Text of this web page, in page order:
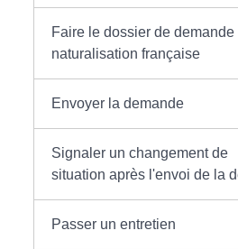
Faire le dossier de demande
naturalisation française
Envoyer la demande
Signaler un changement de
situation après l'envoi de la
Passer un entretien